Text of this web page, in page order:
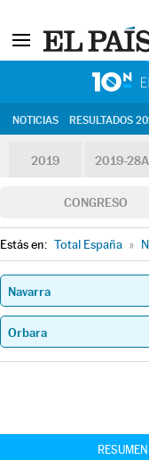
NOTICIAS RESULTADOS
2019 2019-28A
CONGRESO
Estás en: Total España »